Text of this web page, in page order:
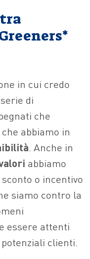
in cui credo
di
che
abbiamo in
. Anche in
abbiamo
o incentivo
siamo contro la
essere attenti
clienti.